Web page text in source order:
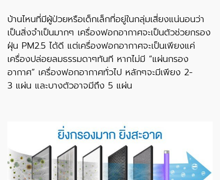
บ้านไหนที่มีผู้ป่วยหรือเด็กเล็กที่อยู่ในกลุ่มเสี่ยงแน่นอนว่า
เป็นสิ่งจำเป็นมากๆ เครื่องฟอกอากาศจะเป็นตัวช่วยกรอง
ฝุ่น PM2.5 ได้ดี แต่เครื่องฟอกอากาศจะเป็นเพียงแค่
เครื่องปล่อยลมธรรมดาๆทันที หากไม่มี “แผ่นกรอง
อากาศ” เครื่องฟอกอากาศทั่วไป หลักๆจะมีเพียง 2-
3 แผ่น และบางตัวอาจมีถึง 5 แผ่น